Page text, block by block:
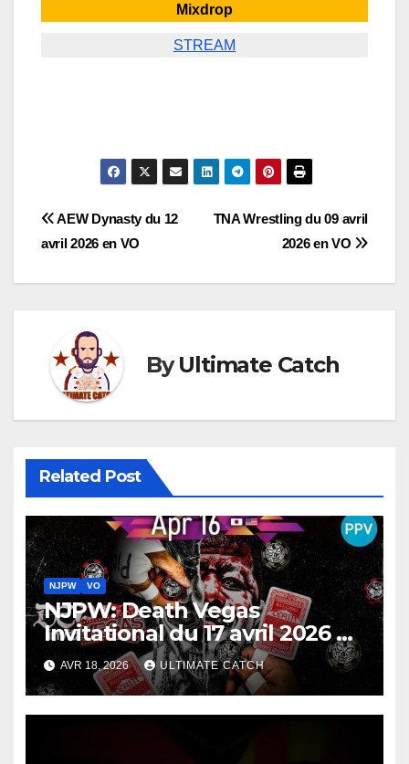
Mixdrop
STREAM
Navigation
TNA Wrestling du 09 avril
2026 en VO
AEW Dynasty du 12
avril 2026 en VO
ByUltimate Catch
Related Post
NJPW VO
NJPW: Death Vegas
Invitational du 17 avril 2026 en
VOAVR 18, 2026 ULTIMATE CATCH